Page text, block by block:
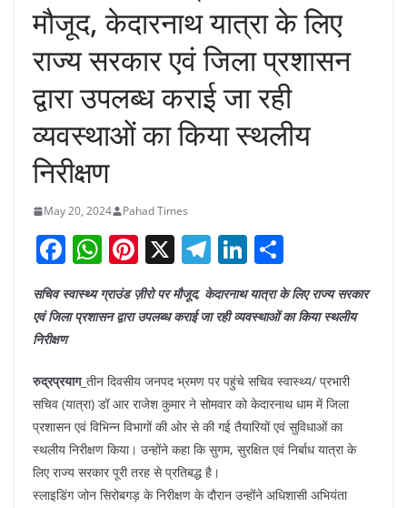
मौजूद, केदारनाथ यात्रा के लिए
राज्य सरकार एवं जिला प्रशासन
द्वारा उपलब्ध कराई जा रही
व्यवस्थाओं का किया स्थलीय
निरीक्षण
May 20, 2024 Pahad Times
F
c
e
o
o
k
W
at
A
p
p
Pi
nt
er
X T
el
e
m
Li
k
dI
n
h
ar
सचिव स्वास्थ्य ग्राउंड ज़ीरो पर मौजूद, केदारनाथ यात्रा के लिए राज्य सरकार
एवं जिला प्रशासन द्वारा उपलब्ध कराई जा रही व्यवस्थाओं का किया स्थलीय
निरीक्षण
रुद्रप्रयाग_ तीन दिवसीय जनपद भ्रमण पर पहुंचे सचिव स्वास्थ्य/ प्रभारी
सचिव (यात्रा) डॉ आर राजेश कुमार ने सोमवार को केदारनाथ धाम में जिला
प्रशासन एवं विभिन्न विभागों की ओर से की गई तैयारियों एवं सुविधाओं का
स्थलीय निरीक्षण किया। उन्होंने कहा कि सुगम, सुरक्षित एवं निर्बाध यात्रा के
लिए राज्य सरकार पूरी तरह से प्रतिबद्ध है।
स्लाइडिंग जोन सिरोबगड़ के निरीक्षण के दौरान उन्होंने अधिशासी अभियंता